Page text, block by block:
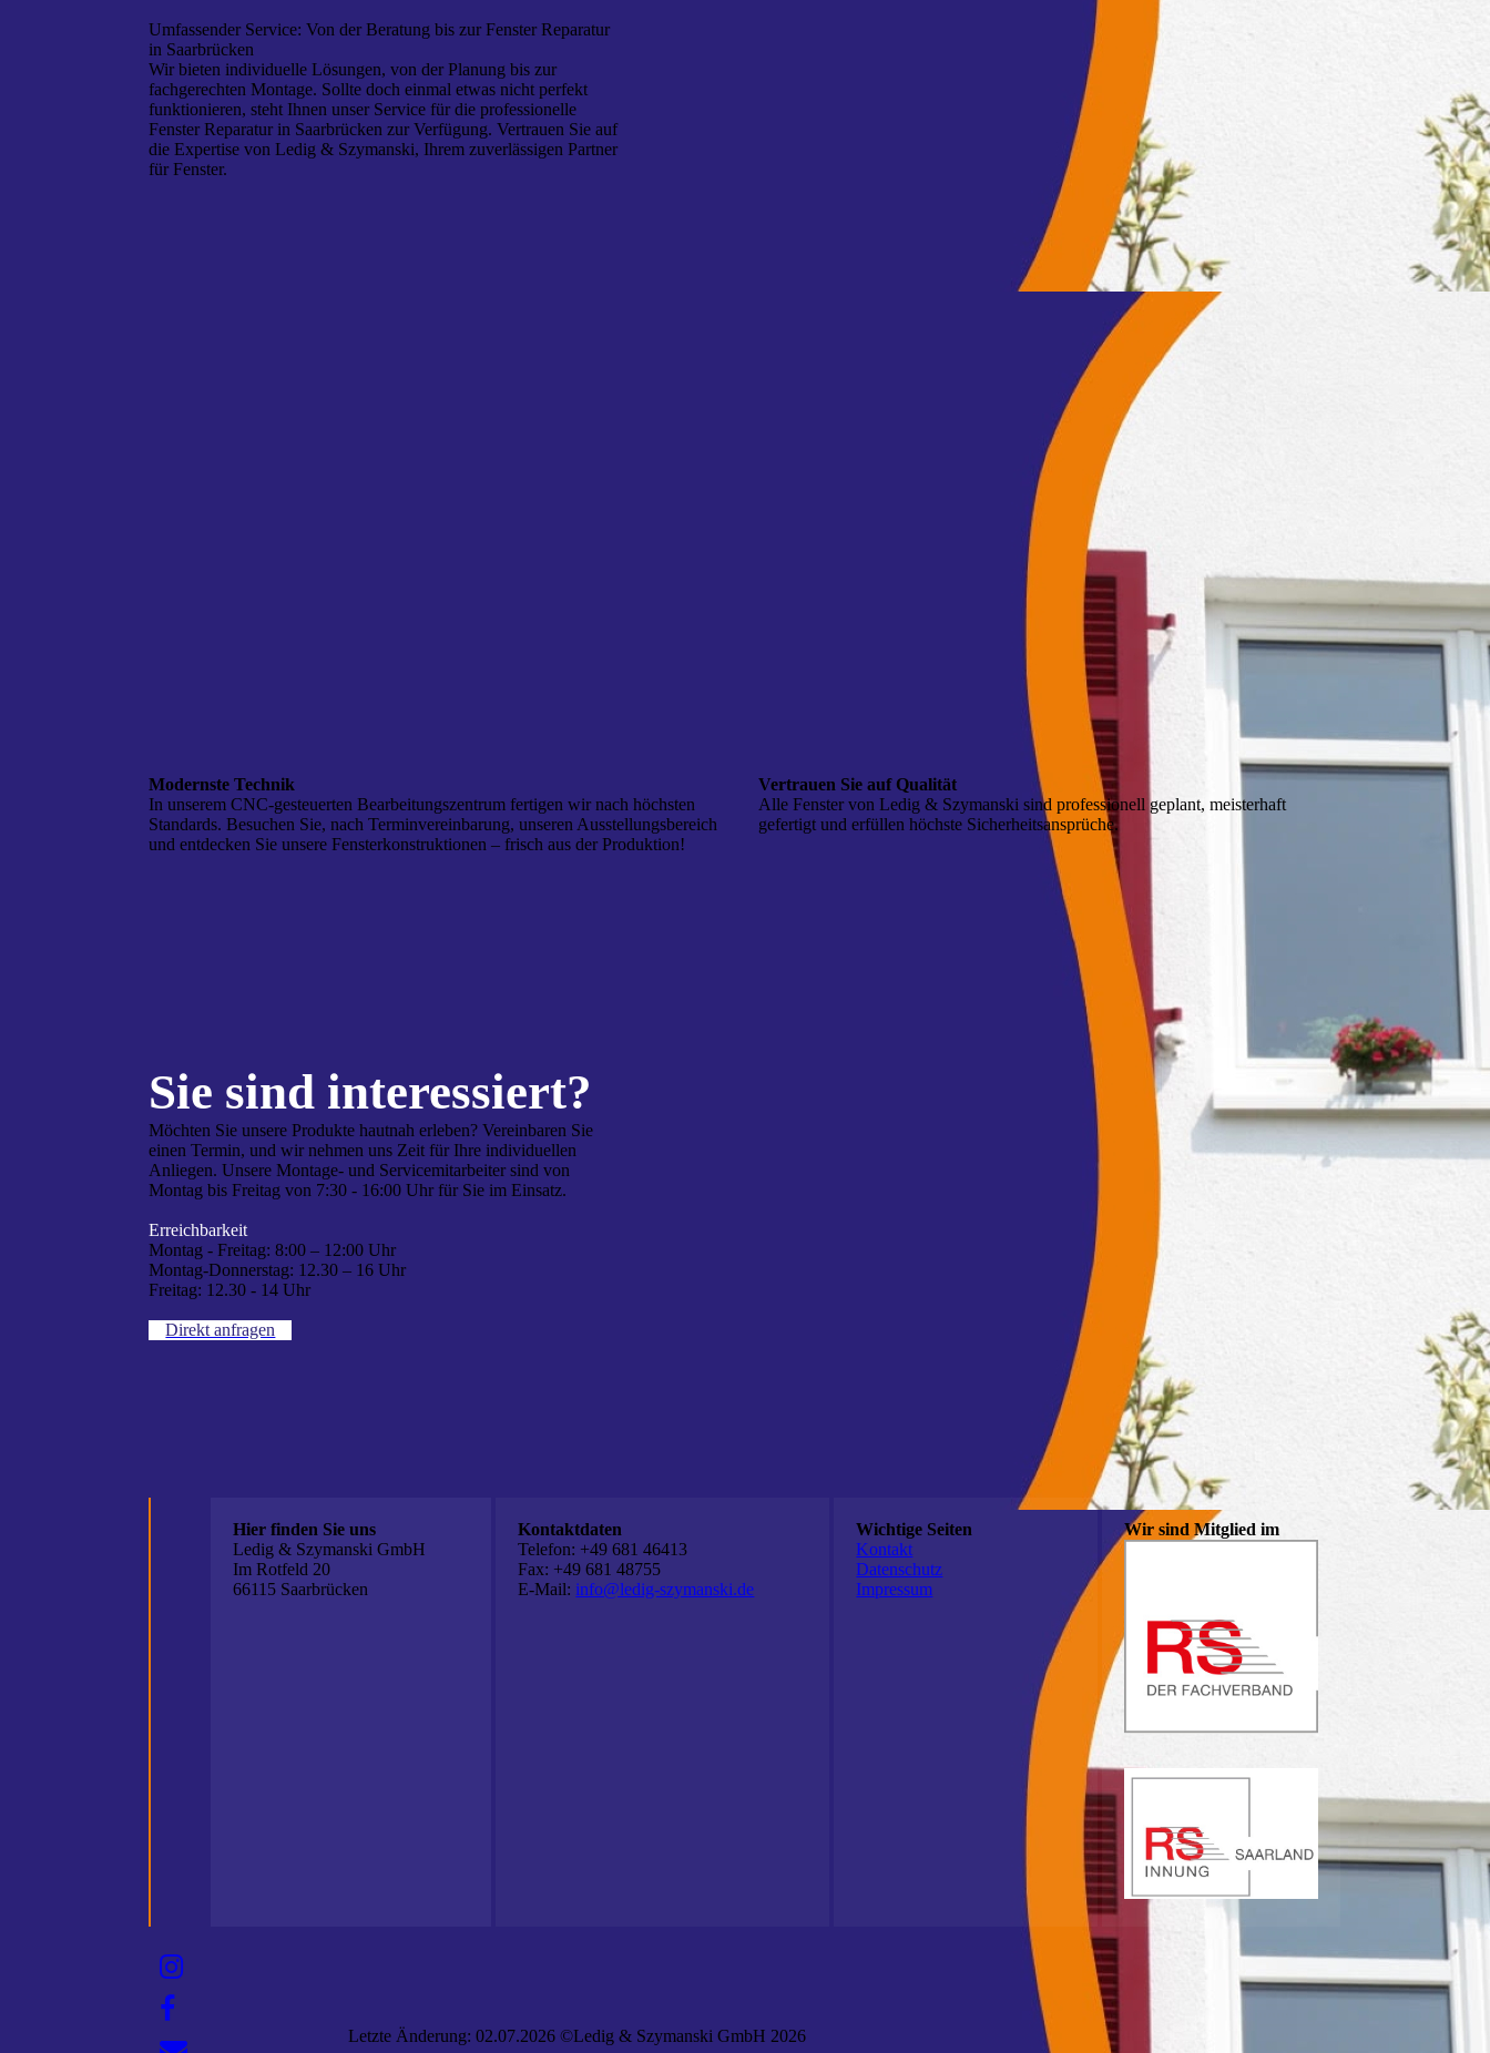
Umfassender Service: Von der Beratung bis zur Fenster Reparatur
in Saarbrücken
Wir bieten individuelle Lösungen, von der Planung bis zur
fachgerechten Montage. Sollte doch einmal etwas nicht perfekt
funktionieren, steht Ihnen unser Service für die professionelle
Fenster Reparatur in Saarbrücken zur Verfügung. Vertrauen Sie auf
die Expertise von Ledig & Szymanski, Ihrem zuverlässigen Partner
für Fenster.
Modernste Technik
In unserem CNC-gesteuerten Bearbeitungszentrum fertigen wir nach höchsten
Standards. Besuchen Sie, nach Terminvereinbarung, unseren Ausstellungsbereich
und entdecken Sie unsere Fensterkonstruktionen – frisch aus der Produktion!
Vertrauen Sie auf Qualität
Alle Fenster von Ledig & Szymanski sind professionell geplant, meisterhaft
gefertigt und erfüllen höchste Sicherheitsansprüche.
Sie sind interes­siert?
Möchten Sie unsere Produkte hautnah erleben? Vereinbaren Sie
einen Termin, und wir nehmen uns Zeit für Ihre individuellen
Anliegen. Unsere Montage- und Servicemitarbeiter sind von
Montag bis Freitag von 7:30 - 16:00 Uhr für Sie im Einsatz.
Erreichbarkeit
Montag - Freitag: 8:00 – 12:00 Uhr
Montag-Donnerstag: 12.30 – 16 Uhr
Freitag: 12.30 - 14 Uhr
Direkt anfragen
Hier finden Sie uns
Ledig & Szymanski GmbH
Im Rotfeld 20
66115 Saarbrücken
Kontaktdaten
Telefon: +49 681 46413
Fax: +49 681 48755
E-Mail: info@ledig-szymanski.de
Wichtige Seiten
Kontakt
Datenschutz
Impressum
Wir sind Mitglied im
Letzte Änderung: 02.07.2026 ©Ledig & Szymanski GmbH 2026